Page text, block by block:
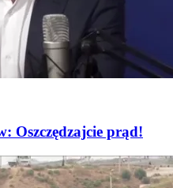
Oszczędzajcie prąd!